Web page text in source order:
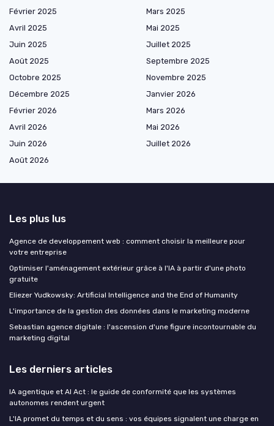
Février 2025
Mars 2025
Avril 2025
Mai 2025
Juin 2025
Juillet 2025
Août 2025
Septembre 2025
Octobre 2025
Novembre 2025
Décembre 2025
Janvier 2026
Février 2026
Mars 2026
Avril 2026
Mai 2026
Juin 2026
Juillet 2026
Août 2026
Les plus lus
Agence de developpement web : comment choisir la meilleure pour
votre entreprise
Optimiser l'aménagement extérieur grâce à l'IA à partir d'une photo
gratuite
Eliezer Yudkowsky: Artificial Intelligence and the End of Humanity
L'importance de la gestion des données dans le marketing moderne
Sebastian agence digitale : l'ascension d'une figure incontournable du
marketing digital
Les derniers articles
IA agentique et AI Act : le guide de conformité que les systèmes
autonomes rendent urgent
L'IA promet du temps et du sens : vos équipes signalent une charge en